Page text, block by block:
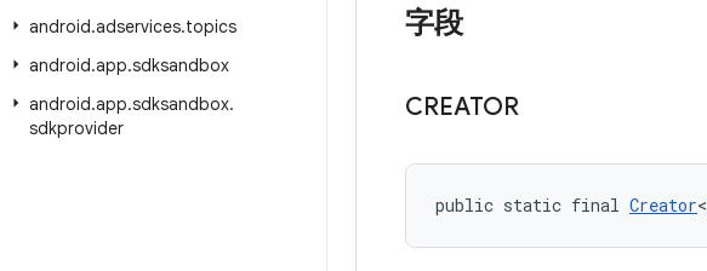
android.adservices.topics
android.app.sdksandbox
android.app.sdksandbox.
sdkprovider
字段
CREATOR
public static final Creator<